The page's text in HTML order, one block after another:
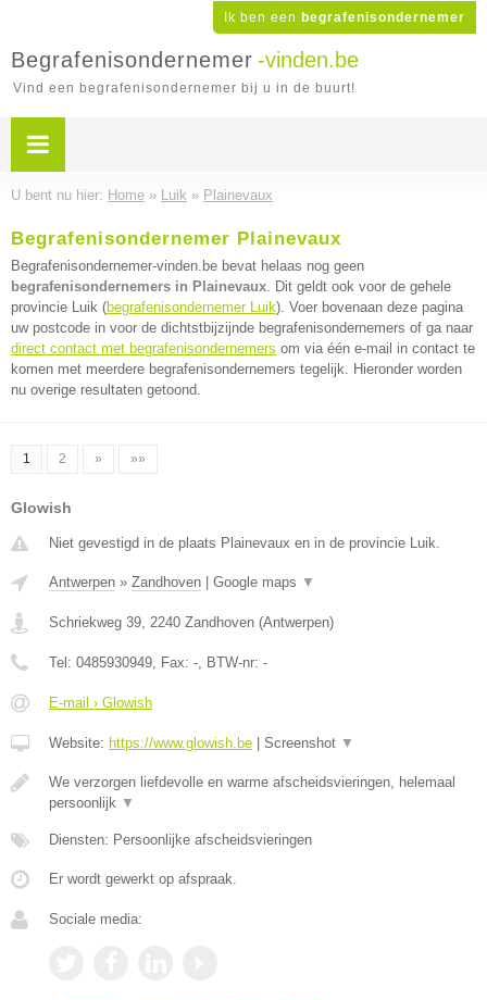
Ik ben een begrafenisondernemer
Begrafenisondernemer -vinden.be
Vind een begrafenisondernemer bij u in de buurt!
U bent nu hier: Home » Luik » Plainevaux
Begrafenisondernemer Plainevaux
Begrafenisondernemer-vinden.be bevat helaas nog geen
begrafenisondernemers in Plainevaux. Dit geldt ook voor de gehele
provincie Luik (begrafenisondernemer Luik). Voer bovenaan deze pagina
uw postcode in voor de dichtstbijzijnde begrafenisondernemers of ga naar
direct contact met begrafenisondernemers om via één e-mail in contact te
komen met meerdere begrafenisondernemers tegelijk. Hieronder worden
nu overige resultaten getoond.
1 2 » »»
Glowish
Niet gevestigd in de plaats Plainevaux en in de provincie Luik.
Antwerpen » Zandhoven Google maps ▼
Schriekweg 39, 2240 Zandhoven (Antwerpen)
Tel: 0485930949, Fax: -, BTW-nr: -
E-mail › Glowish
Website: https://www.glowish.be Screenshot ▼
We verzorgen liefdevolle en warme afscheidsvieringen, helemaal
persoonlijk ▼
Diensten: Persoonlijke afscheidsvieringen
Er wordt gewerkt op afspraak.
Sociale media: